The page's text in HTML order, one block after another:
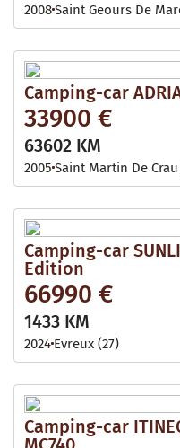
2008Saint Geours De
Camping-car
33900 €
63602 KM
2005 Saint Martin De Crau
Camping-car
Edition
66990 €
1433 KM
2024 Evreux (27)
Camping-car